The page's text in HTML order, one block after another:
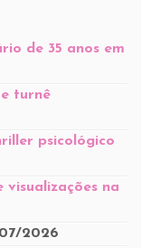
de 35 anos em
turnê
psicológico
na
2026